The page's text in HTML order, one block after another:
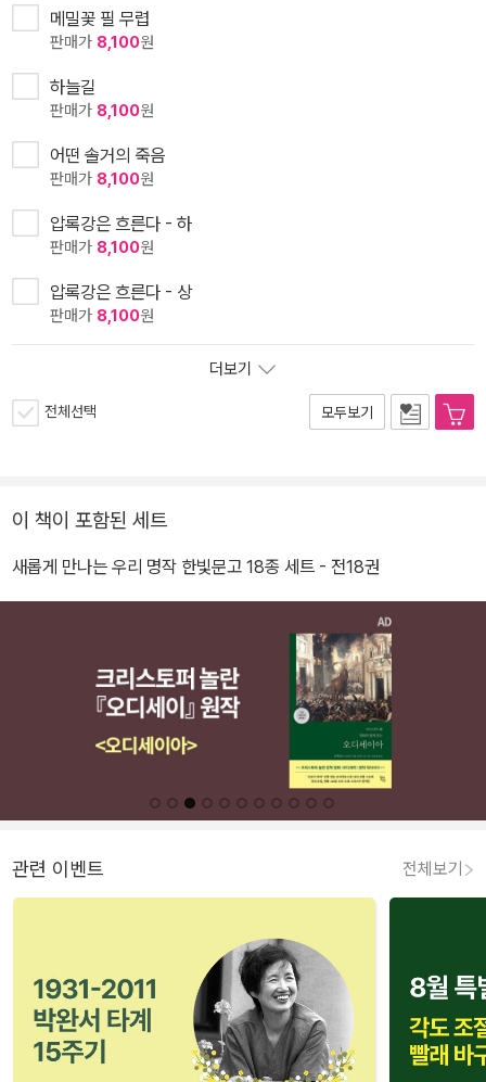
메밀꽃 필 무렵
판매가 8,100원
하늘길
판매가 8,100원
어떤 솔거의 죽음
판매가 8,100원
압록강은 흐른다 - 하
판매가 8,100원
압록강은 흐른다 - 상
판매가 8,100원
더보기
전체선택 모두보기
이 책이 포함된 세트
새롭게 만나는 우리 명작 한빛문고 18종 세트 - 전18권
관련 이벤트 전체보기